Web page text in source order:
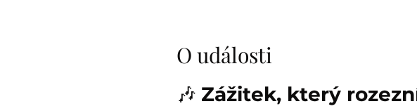
O události
🎶 Zážitek, který